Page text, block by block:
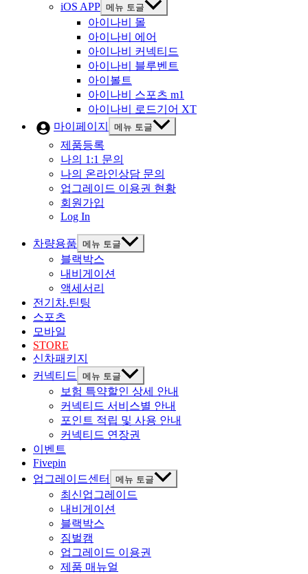
iOS APP 메뉴 토글
아이나비 몰
아이나비 에어
아이나비 커넥티드
아이나비 블루벤트
아이볼트
아이나비 스포츠 m1
아이나비 로드기어 XT
마이페이지
메뉴 토글
제품등록
나의 1:1 문의
나의 온라인상담 문의
업그레이드 이용권 현황
회원가입
Log In
차량용품 메뉴 토글
블랙박스
내비게이션
액세서리
전기차.틴팅
스포츠
모바일
STORE
신차패키지
커넥티드
메뉴 토글
보험 특약할인 상세 안내
커넥티드 서비스별 안내
포인트 적립 및 사용 안내
커넥티드 연장권
이벤트
Fivepin
업그레이드센터
메뉴 토글
최신업그레이드
내비게이션
블랙박스
짐벌캠
업그레이드 이용권
제품 매뉴얼